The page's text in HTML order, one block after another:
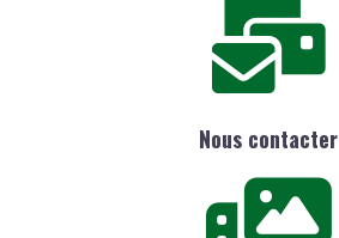
Nous contacter